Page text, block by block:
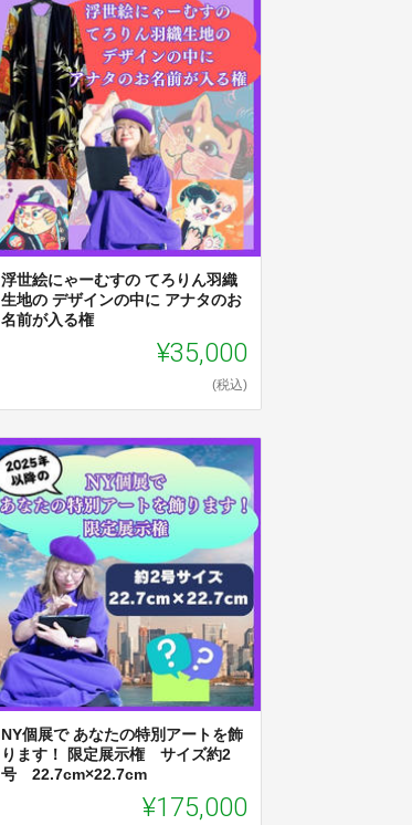
浮世絵にゃーむすの てろりん羽織
生地の デザインの中に アナタのお
名前が入る権
¥35,000
(税込)
NY個展で あなたの特別アートを飾
ります！ 限定展示権 サイズ約2
号 22.7cm×22.7cm
¥175,000